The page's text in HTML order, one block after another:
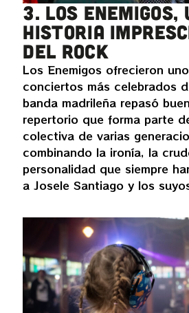
3. Los Enemigos,
historia
del rock
Los Enemigos ofrecieron
conciertos más celebrados
banda madrileña repasó
repertorio que forma parte
colectiva de varias
combinando la ironía, la
personalidad que siempre
a Josele Santiago y los